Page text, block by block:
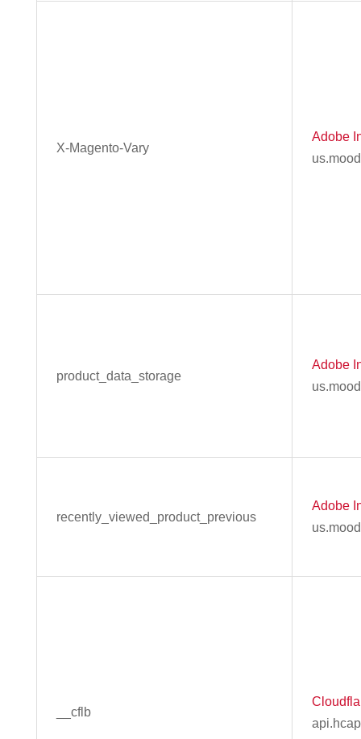
X-Magento-Vary
Adobe
product_data_storage
Adobe
recently_viewed_product_previous
Adobe
__cflb